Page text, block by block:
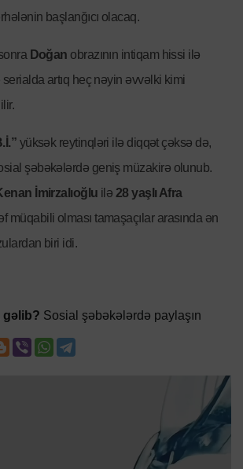
başlanğıcı olacaq.
Doğan obrazının intiqam hissi ilə
artıq heç nəyin əvvəlki kimi
yüksək reytinqləri ilə diqqət çəksə də,
şəbəkələrdə geniş müzakirə olunub.
İmirzalıoğlu ilə 28 yaşlı Afra
müqabili olması tamaşaçılar arasında ən
biri idi.
gəlib? Sosial şəbəkələrdə paylaşın